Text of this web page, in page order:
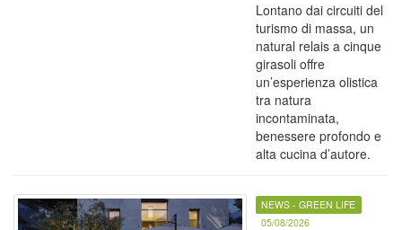
Lontano dai circuiti del
turismo di massa, un
natural relais a cinque
girasoli offre
un’esperienza olistica
tra natura
incontaminata,
benessere profondo e
alta cucina d’autore.
NEWS - GREEN LIFE
05/08/2026